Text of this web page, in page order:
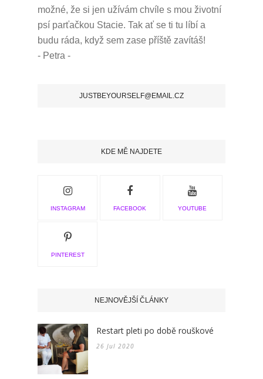
možné, že si jen užívám chvíle s mou životní
psí parťačkou Stacie. Tak ať se ti tu líbí a
budu ráda, když sem zase příště zavítáš!
- Petra -
JUSTBEYOURSELF@EMAIL.CZ
KDE MĚ NAJDETE
INSTAGRAM FACEBOOK YOUTUBE
PINTEREST
NEJNOVĚJŠÍ ČLÁNKY
Restart pleti po době rouškové
26 Jul 2020